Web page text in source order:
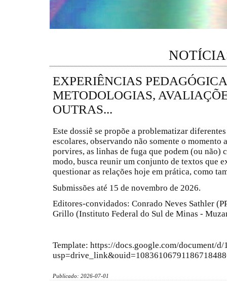
EXPERIÊNCIAS
METODOLOGIAS,
OUTRAS...
Este dossiê se propõe a problematizar
escolares, observando não somente o
porvires, as linhas de fuga que podem (ou não)
modo, busca reunir um conjunto de textos que
questionar as relações hoje em prática, como
Submissões até 15 de novembro de 2026.
Editores-convidados: Conrado Neves Sathler
Grillo (Instituto Federal do Sul de Minas -
Template: https://docs.google.com/document/
Publicado: 2026-07-01